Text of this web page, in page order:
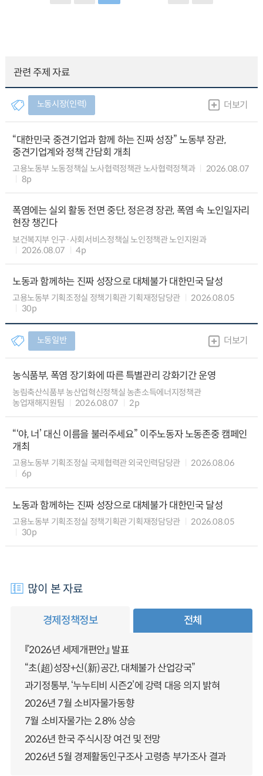
관련 주제 자료
노동시장(인력) 더보기
“대한민국 중견기업과 함께 하는 진짜 성장” 노동부 장관,
중견기업계와 정책 간담회 개최
고용노동부 노동정책실 노사협력정책관 노사협력정책과
2026.08.07
8p
폭염에는 실외 활동 전면 중단, 정은경 장관, 폭염 속 노인일자리
현장 챙긴다
보건복지부 인구·사회서비스정책실 노인정책관 노인지원과
2026.08.07
4p
노동과 함께하는 진짜 성장으로 대체불가 대한민국 달성
고용노동부 기획조정실 정책기획관 기획재정담당관
2026.08.05
30p
노동일반 더보기
농식품부, 폭염 장기화에 따른 특별관리 강화기간 운영
농림축산식품부 농산업혁신정책실 농촌소득에너지정책관
농업재해지원팀
2026.08.07 2p
“‘야, 너’ 대신 이름을 불러주세요” 이주노동자 노동존중 캠페인
개최
고용노동부 기획조정실 국제협력관 외국인력담당관
2026.08.06
6p
노동과 함께하는 진짜 성장으로 대체불가 대한민국 달성
고용노동부 기획조정실 정책기획관 기획재정담당관
2026.08.05
30p
많이 본 자료
경제정책정보 전체
『2026년 세제개편안』 발표
“초(超)성장+신(新)공간, 대체불가 산업강국”
과기정통부, ‘누누티비 시즌2’에 강력 대응 의지 밝혀
2026년 7월 소비자물가동향
7월 소비자물가는 2.8% 상승
2026년 한국 주식시장 여건 및 전망
2026년 5월 경제활동인구조사 고령층 부가조사 결과